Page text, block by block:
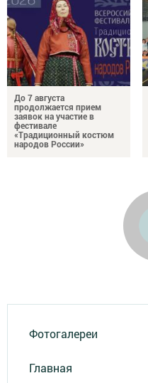
До 7 августа
продолжается прием
заявок на участие в
фестивале
«Традиционный костюм
народов России»
Фотогалереи
Главная